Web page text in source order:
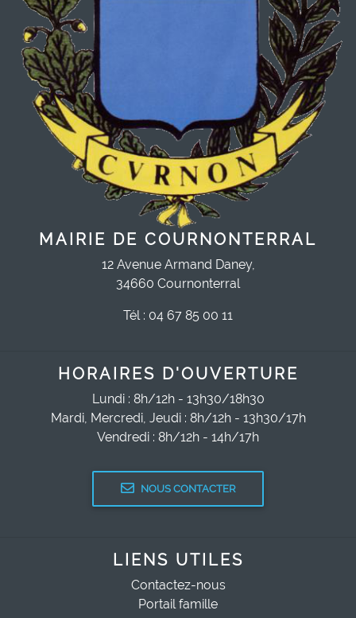
MAIRIE DE COURNONTERRAL
12 Avenue Armand Daney,
34660 Cournonterral
Tél : 04 67 85 00 11
HORAIRES D'OUVERTURE
Lundi : 8h/12h - 13h30/18h30
Mardi, Mercredi, Jeudi : 8h/12h - 13h30/17h
Vendredi : 8h/12h - 14h/17h
NOUS CONTACTER
LIENS UTILES
Contactez-nous
Portail famille